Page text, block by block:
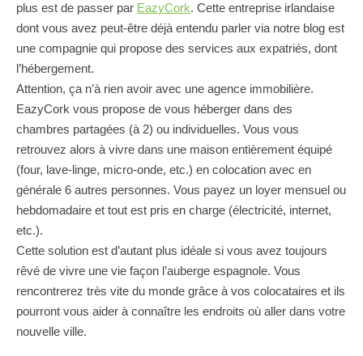
plus est de passer par EazyCork. Cette entreprise irlandaise
dont vous avez peut-être déjà entendu parler via notre blog est
une compagnie qui propose des services aux expatriés, dont
l’hébergement.
Attention, ça n’à rien avoir avec une agence immobilière.
EazyCork vous propose de vous héberger dans des
chambres partagées (à 2) ou individuelles. Vous vous
retrouvez alors à vivre dans une maison entièrement équipé
(four, lave-linge, micro-onde, etc.) en colocation avec en
générale 6 autres personnes. Vous payez un loyer mensuel ou
hebdomadaire et tout est pris en charge (électricité, internet,
etc.).
Cette solution est d’autant plus idéale si vous avez toujours
rêvé de vivre une vie façon l’auberge espagnole. Vous
rencontrerez très vite du monde grâce à vos colocataires et ils
pourront vous aider à connaître les endroits où aller dans votre
nouvelle ville.